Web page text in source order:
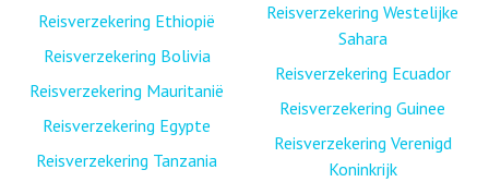
Reisverzekering Ethiopië
Reisverzekering Bolivia
Reisverzekering Mauritanië
Reisverzekering Egypte
Reisverzekering Tanzania
Reisverzekering Westelijke
Sahara
Reisverzekering Ecuador
Reisverzekering Guinee
Reisverzekering Verenigd
Koninkrijk